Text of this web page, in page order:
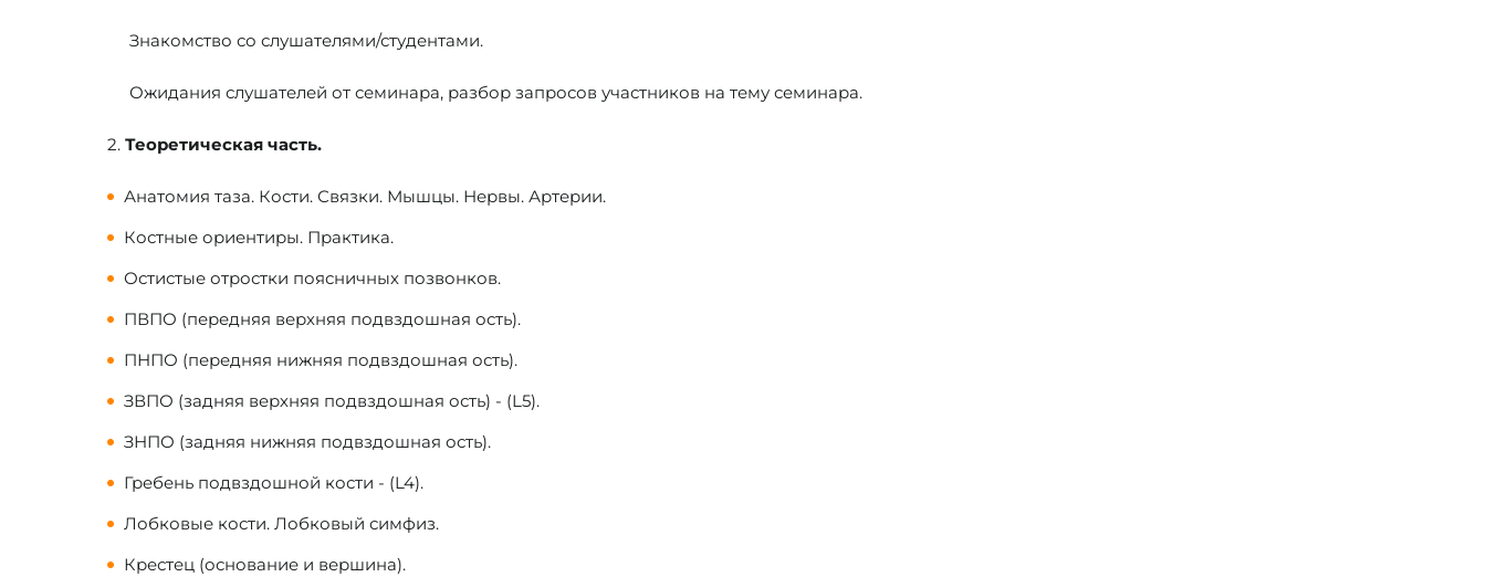
Знакомство со слушателями/студентами.
Ожидания слушателей от семинара, разбор запросов участников на тему семинара.
2. Теоретическая часть.
Анатомия таза. Кости. Связки. Мышцы. Нервы. Артерии.
Костные ориентиры. Практика.
Остистые отростки поясничных позвонков.
ПВПО (передняя верхняя подвздошная ость).
ПНПО (передняя нижняя подвздошная ость).
ЗВПО (задняя верхняя подвздошная ость) - (L5).
ЗНПО (задняя нижняя подвздошная ость).
Гребень подвздошной кости - (L4).
Лобковые кости. Лобковый симфиз.
Крестец (основание и вершина).